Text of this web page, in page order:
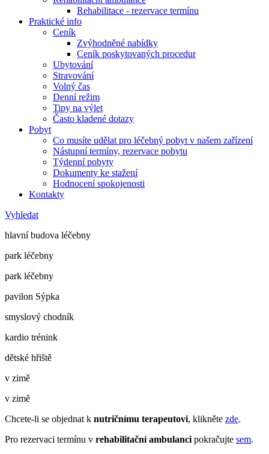
Rehabilitace - rezervace termínu
Praktické info
Ceník
Zvýhodněné nabídky
Ceník poskytovaných procedur
Ubytování
Stravování
Volný čas
Denní režim
Tipy na výlet
Často kladené dotazy
Pobyt
Co musíte udělat pro léčebný pobyt v našem zařízení
Nástupní termíny, rezervace pobytu
Týdenní pobyty
Dokumenty ke stažení
Hodnocení spokojenosti
Kontakty
Vyhledat
hlavní budova léčebny
park léčebny
park léčebny
pavilon Sýpka
smyslový chodník
kardio trénink
dětské hřiště
v zimě
v zimě
Chcete-li se objednat k nutričnímu terapeutovi, klikněte zde.
Pro rezervaci termínu v rehabilitační ambulanci pokračujte sem.